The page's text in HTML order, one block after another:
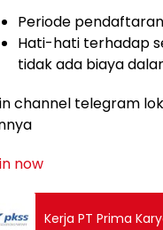
Periode pendaftaran
Hati-hati terhadap
tidak ada biaya
channel telegram
now
Kerja PT Prima